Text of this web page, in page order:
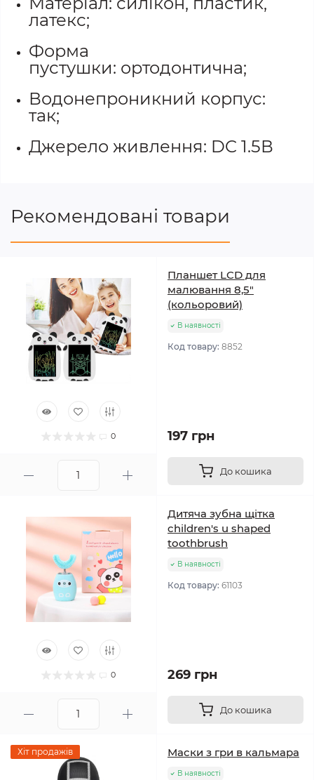
латекс;
Форма
пустушки: ортодонтична;
Водонепроникний корпус:
так;
Джерело живлення: DC 1.5В
Рекомендовані товари
0
Планшет LCD для
малювання 8,5"
(кольоровий)
В наявності
Код товару: 8852
197 грн
До кошика
0
Дитяча зубна щітка
children's u shaped
toothbrush
В наявності
Код товару: 61103
269 грн
До кошика
Хіт продажів Маски з гри в кальмара
В наявності